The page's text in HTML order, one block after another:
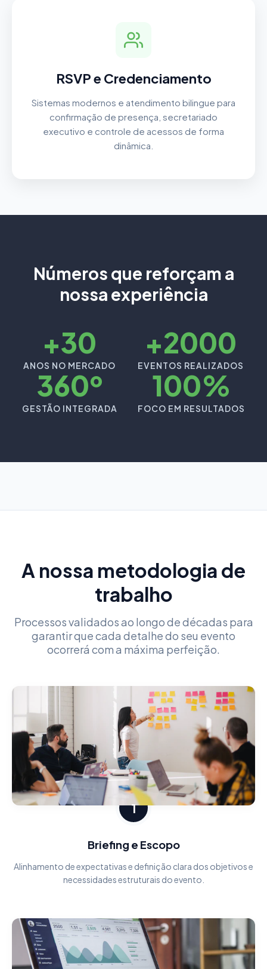
RSVP e Credenciamento
Sistemas modernos e atendimento bilingue para
confirmação de presença, secretariado
executivo e controle de acessos de forma
dinâmica.
Números que reforçam a
nossa experiência
+30
ANOS NO MERCADO
+2000
EVENTOS REALIZADOS
360º
GESTÃO INTEGRADA
100%
FOCO EM RESULTADOS
A nossa metodologia de
trabalho
Processos validados ao longo de décadas para
garantir que cada detalhe do seu evento
ocorrerá com a máxima perfeição.
1
Briefing e Escopo
Alinhamento de expectativas e definição clara dos objetivos e
necessidades estruturais do evento.